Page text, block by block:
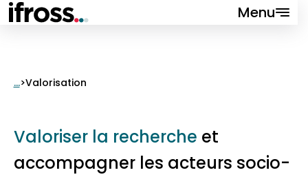
Menu
Recherche
Valorisation
...>Valorisation
Valoriser la recherche et
accompagner les acteurs socio-